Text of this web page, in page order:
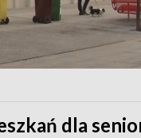
dla